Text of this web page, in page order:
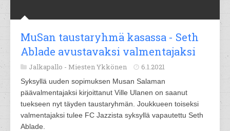
MuSan taustaryhmä kasassa - Seth
Ablade avustavaksi valmentajaksi
Jalkapallo - Miesten Ykkönen 6.1.2021
Syksyllä uuden sopimuksen Musan Salaman
päävalmentajaksi kirjoittanut Ville Ulanen on saanut
tuekseen nyt täyden taustaryhmän. Joukkueen toiseksi
valmentajaksi tulee FC Jazzista syksyllä vapautettu Seth
Ablade.